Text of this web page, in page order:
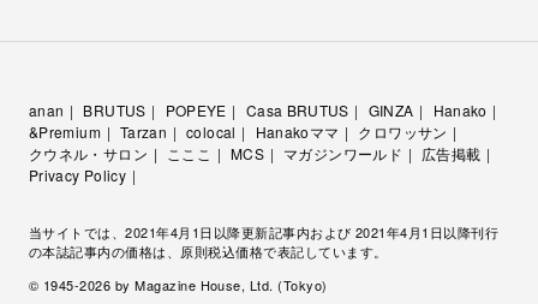
anan BRUTUS POPEYE Casa BRUTUS GINZA
Hanako
&Premium
Tarzan colocal Hanakoママ
クロワッサン
クウネル・サロン
こここ MCS マガジンワールド
広告掲載
Privacy Policy
当サイトでは、2021年4月1日以降更新記事内および 2021年4月1日以降刊行
の本誌記事内の価格は、原則税込価格で表記しています。
© 1945-2026 by Magazine House, Ltd. (Tokyo)